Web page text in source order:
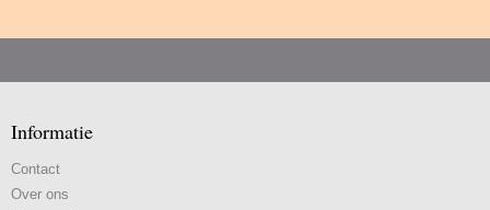
Informatie
Contact
Over ons